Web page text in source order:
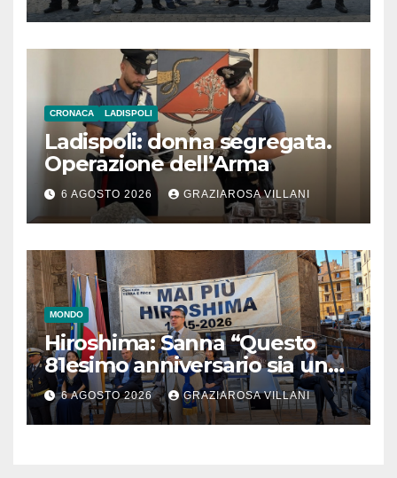
CRONACA LADISPOLI
Ladispoli: donna segregata.
Operazione dell’Arma
6 AGOSTO 2026 GRAZIAROSA VILLANI
MONDO
Hiroshima: Sanna “Questo
81esimo anniversario sia un
monito per tutti”
6 AGOSTO 2026 GRAZIAROSA VILLANI